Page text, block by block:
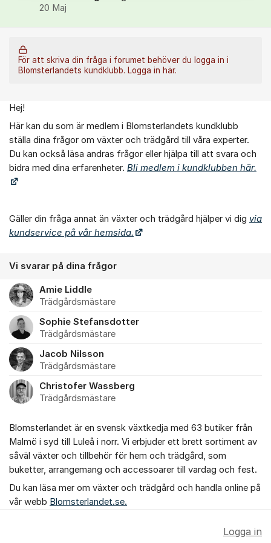
20 Maj
För att skriva din fråga i forumet behöver du logga in i
Blomsterlandets kundklubb. Logga in här.
Om forumet
Hej!
Här kan du som är medlem i Blomsterlandets kundklubb
ställa dina frågor om växter och trädgård till våra experter.
Du kan också läsa andras frågor eller hjälpa till att svara och
bidra med dina erfarenheter. Bli medlem i kundklubben här.
Gäller din fråga annat än växter och trädgård hjälper vi dig via
kundservice på vår hemsida.
Vi svarar på dina frågor
Amie Liddle
Trädgårdsmästare
Sophie Stefansdotter
Trädgårdsmästare
Jacob Nilsson
Trädgårdsmästare
Christofer Wassberg
Trädgårdsmästare
Blomsterlandet är en svensk växtkedja med 63 butiker från
Malmö i syd till Luleå i norr. Vi erbjuder ett brett sortiment av
såväl växter och tillbehör för hem och trädgård, som
buketter, arrangemang och accessoarer till vardag och fest.
Du kan läsa mer om växter och trädgård och handla online på
vår webb Blomsterlandet.se.
Logga in